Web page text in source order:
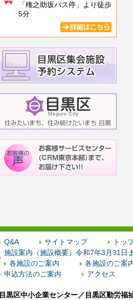
「権之助坂バス停」より徒歩
5分
Q&A サイトマップ トッ
施設案内（施設概要）令和7年3月31日
各施設のご案内
各施設のご案
申込方法のご案内
アクセス
目黒区中小企業センター／目黒区勤労福